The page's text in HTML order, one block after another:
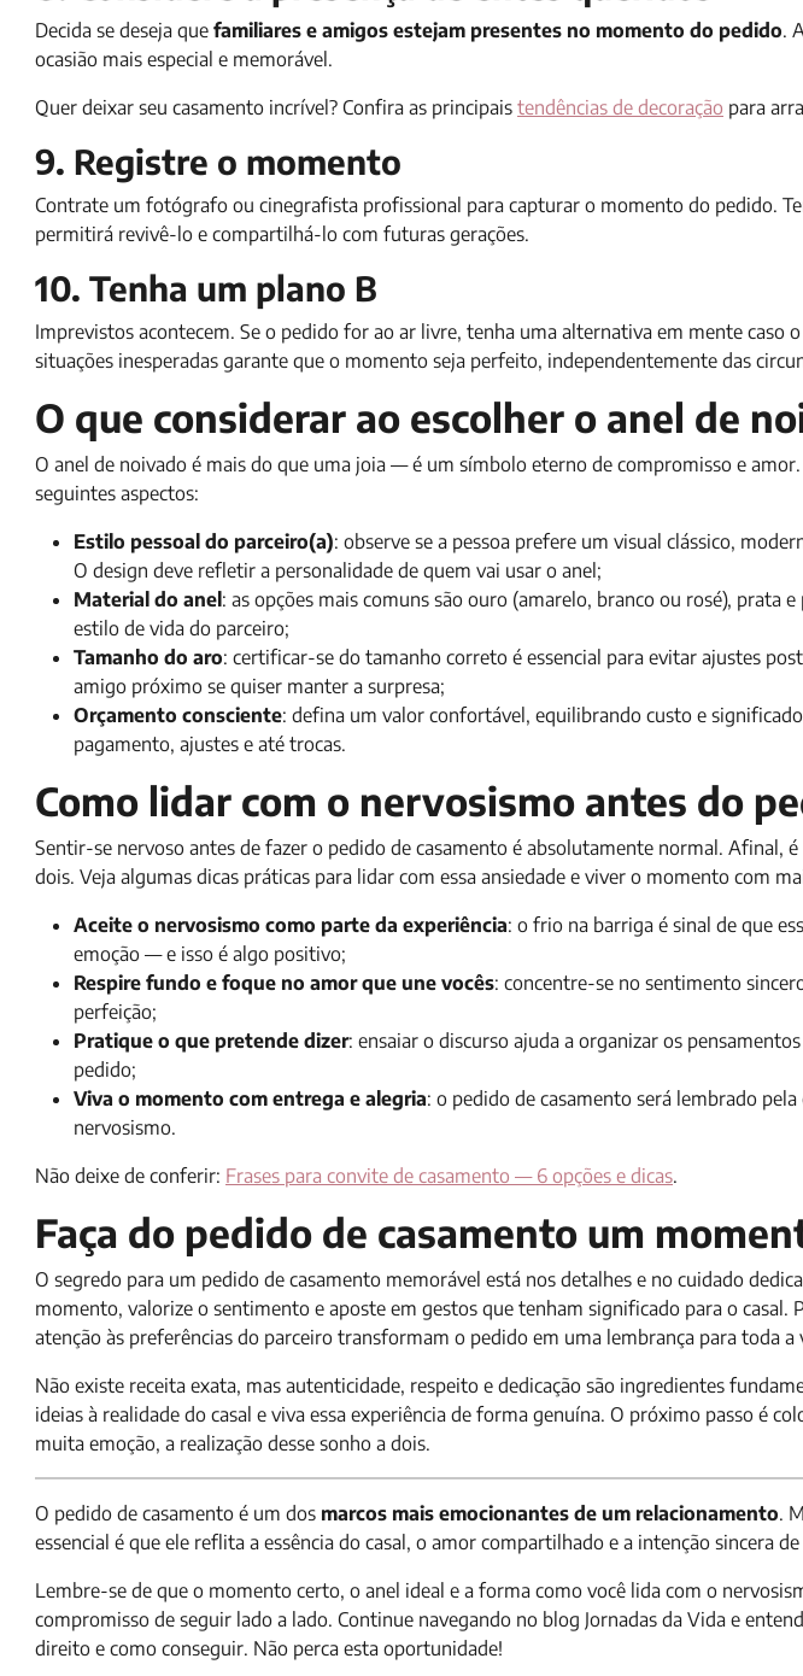
Decida se deseja que familiares e amigos estejam presentes no momento do pedido.
ocasião mais especial e memorável.
Quer deixar seu casamento incrível? Confira as principais tendências de decoração para
9. Registre o momento
Contrate um fotógrafo ou cinegrafista profissional para capturar o momento do pedido.
permitirá revivê-lo e compartilhá-lo com futuras gerações.
10. Tenha um plano B
Imprevistos acontecem. Se o pedido for ao ar livre, tenha uma alternativa em mente caso
situações inesperadas garante que o momento seja perfeito, independentemente das
O que considerar ao escolher o anel de
O anel de noivado é mais do que uma joia — é um símbolo eterno de compromisso e
seguintes aspectos:
Estilo pessoal do parceiro(a): observe se a pessoa prefere um visual clássico,
O design deve refletir a personalidade de quem vai usar o anel;
Material do anel : as opções mais comuns são ouro (amarelo, branco ou rosé), prata
estilo de vida do parceiro;
Tamanho do aro: certificar-se do tamanho correto é essencial para evitar ajustes
amigo próximo se quiser manter a surpresa;
Orçamento consciente: defina um valor confortável, equilibrando custo e
pagamento, ajustes e até trocas.
Como lidar com o nervosismo antes do
Sentir-se nervoso antes de fazer o pedido de casamento é absolutamente normal. Afinal,
dois. Veja algumas dicas práticas para lidar com essa ansiedade e viver o momento com
Aceite o nervosismo como parte da experiência: o frio na barriga é sinal de que
emoção — e isso é algo positivo;
Respire fundo e foque no amor que une vocês: concentre-se no sentimento
perfeição;
Pratique o que pretende dizer: ensaiar o discurso ajuda a organizar os
pedido;
Viva o momento com entrega e alegria: o pedido de casamento será lembrado
nervosismo.
Não deixe de conferir: Frases para convite de casamento — 6 opções e dicas.
Faça do pedido de casamento um
O segredo para um pedido de casamento memorável está nos detalhes e no cuidado
momento, valorize o sentimento e aposte em gestos que tenham significado para o casal.
atenção às preferências do parceiro transformam o pedido em uma lembrança para toda a
Não existe receita exata, mas autenticidade, respeito e dedicação são ingredientes
ideias à realidade do casal e viva essa experiência de forma genuína. O próximo passo é
muita emoção, a realização desse sonho a dois.
O pedido de casamento é um dos marcos mais emocionantes de um relacionamento.
essencial é que ele reflita a essência do casal, o amor compartilhado e a intenção sincera
Lembre-se de que o momento certo, o anel ideal e a forma como você lida com o
compromisso de seguir lado a lado. Continue navegando no blog Jornadas da Vida e
direito e como conseguir. Não perca esta oportunidade!